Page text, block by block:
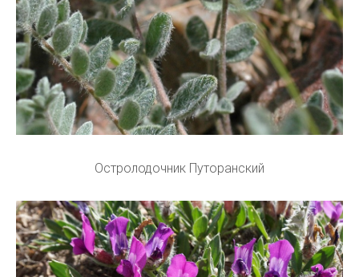
Остролодочник Путоранский